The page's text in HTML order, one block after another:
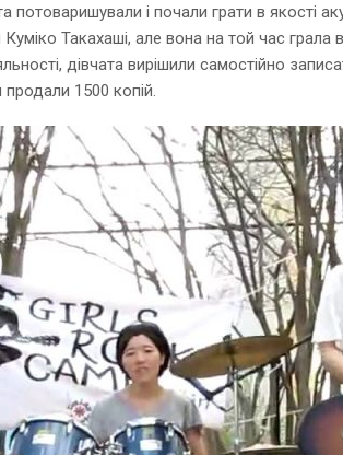
і почали грати в якості
Такахаші, але вона на той час
дівчата вирішили самостійно
1500 копій.